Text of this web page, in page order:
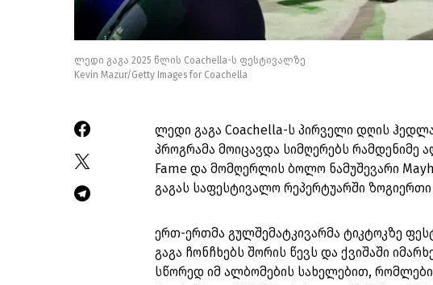
ლედი გაგა 2025 წლის Coachella-ს ფესტივალზე
Kevin Mazur/Getty Images for Coachella
ლედი გაგა Coachella-ს პირველი დღის
პროგრამა მოიცავდა სიმღერებს რამდენიმე
Fame და მომღერლის ბოლო ნამუშევარი
გაგას საფესტივალო რეპერტუარში
ერთ-ერთმა გულშემატკივარმა ტიკტოკზე
გაგა ჩონჩხებს შორის წევს და ქვიშაში
სწორედ იმ ალბომების სახელებით,